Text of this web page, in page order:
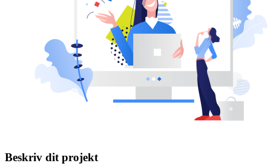
Beskriv dit projekt